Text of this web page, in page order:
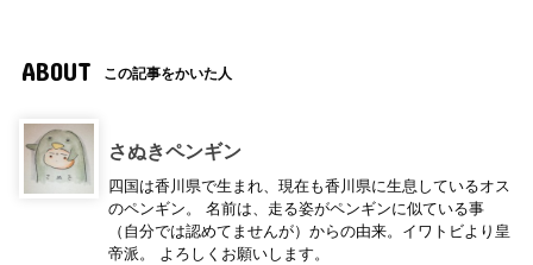
ABOUT この記事をかいた人
さぬきペンギン
四国は香川県で生まれ、現在も香川県に生息しているオス
のペンギン。 名前は、走る姿がペンギンに似ている事
（自分では認めてませんが）からの由来。イワトビより皇
帝派。 よろしくお願いします。